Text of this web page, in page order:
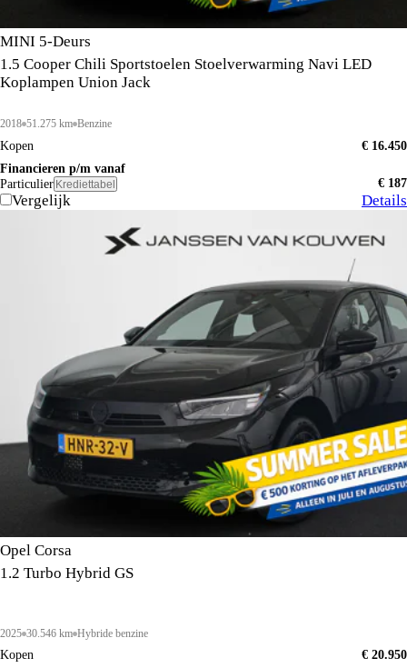
MINI 5-Deurs
1.5 Cooper Chili Sportstoelen Stoelverwarming Navi LED
Koplampen Union Jack
2018 51.275 km Benzine
Kopen
€ 16.450
Financieren p/m vanaf
Particulier Krediettabel € 187
Vergelijk Details
Opel Corsa
1.2 Turbo Hybrid GS
2025 30.546 km Hybride benzine
Kopen
€ 20.950